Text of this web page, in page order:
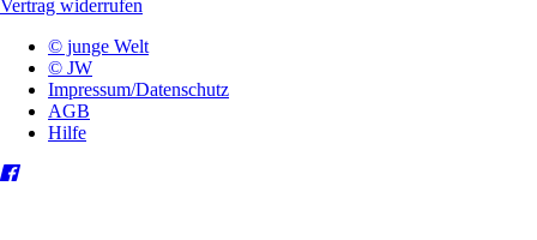
Vertrag widerrufen
© junge Welt
© JW
Impressum/Datenschutz
AGB
Hilfe